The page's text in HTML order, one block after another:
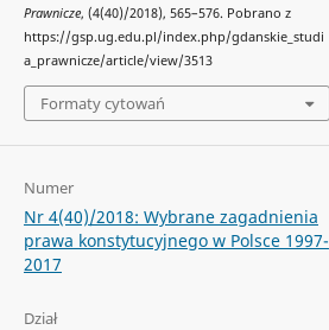
Prawnicze, (4(40)/2018), 565–576. Pobrano z
https://gsp.ug.edu.pl/index.php/gdanskie_studi
a_prawnicze/article/view/3513
Formaty cytowań
Numer
Nr 4(40)/2018: Wybrane zagadnienia
prawa konstytucyjnego w Polsce 1997-
2017
Dział